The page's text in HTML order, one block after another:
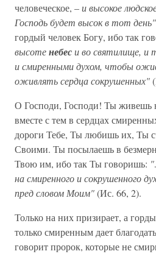
человеческое, –и высокое
Господь будет высок в тот
гордый человек Богу, ибо так
высотенебеси во святилище, и
и смиренными духом, чтобы
оживлять сердца сокрушенных"
О Господи, Господи! Ты живешь
вместе с тем в сердцах
дороги Тебе, Ты любишь их, Ты
Своими. Ты посылаешь в
Твою им, ибо так Ты говоришь:
на смиренного и сокрушенного
пред словом Моим"(Ис. 66, 2).
Только на них призирает, а
только смиренным дает
говорит пророк, которые не